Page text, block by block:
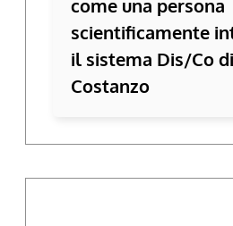
come una persona
scientificamente
il sistema Dis/Co
Costanzo